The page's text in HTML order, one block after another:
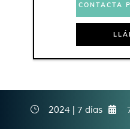
CONTACTA
2024 | 7 días